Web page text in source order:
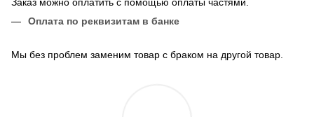
Оплата по реквизитам в банке
Мы без проблем заменим товар с браком на другой товар.